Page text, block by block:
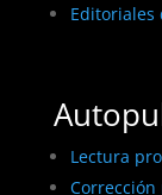
Editoriales
Lectura